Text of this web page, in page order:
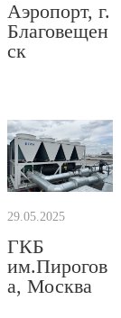
Аэропорт, г.
Благовещен
ск
29.05.2025
ГКБ
им.Пирогов
а, Москва